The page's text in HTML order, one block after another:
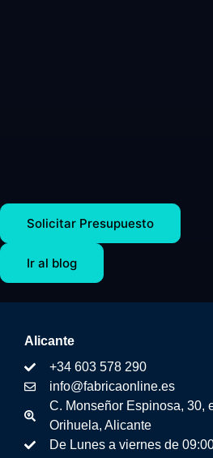
Solicitar Presupuesto
Ir al blog
Alicante
+34 603 578 290
info@fabricaonline.es
C. Monseñor Espinosa, 30,
Orihuela, Alicante
De Lunes a viernes de